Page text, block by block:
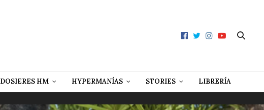
DOSIERES HM HYPERMANÍAS STORIES LIBRERÍA